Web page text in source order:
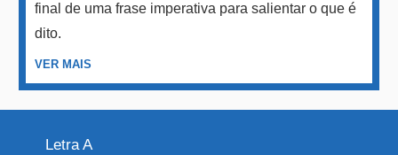
final de uma frase imperativa para salientar o que é
dito.
VER MAIS
Letra A